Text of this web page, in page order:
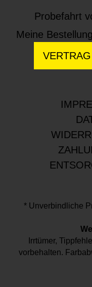
Probefahrt
Meine
* Unverbindliche
Irrtümer,
vorbehalten.